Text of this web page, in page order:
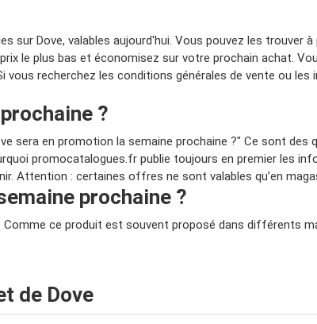
Dove, valables aujourd'hui. Vous pouvez les trouver à
le plus bas et économisez sur votre prochain achat.
vous recherchez les conditions générales de vente ou
?
sera en promotion la semaine prochaine ?" Ce sont
promocatalogues.fr publie toujours en premier les
Attention : certaines offres ne sont valables qu’en
prochaine ?
ce produit est souvent proposé dans différents
de Dove